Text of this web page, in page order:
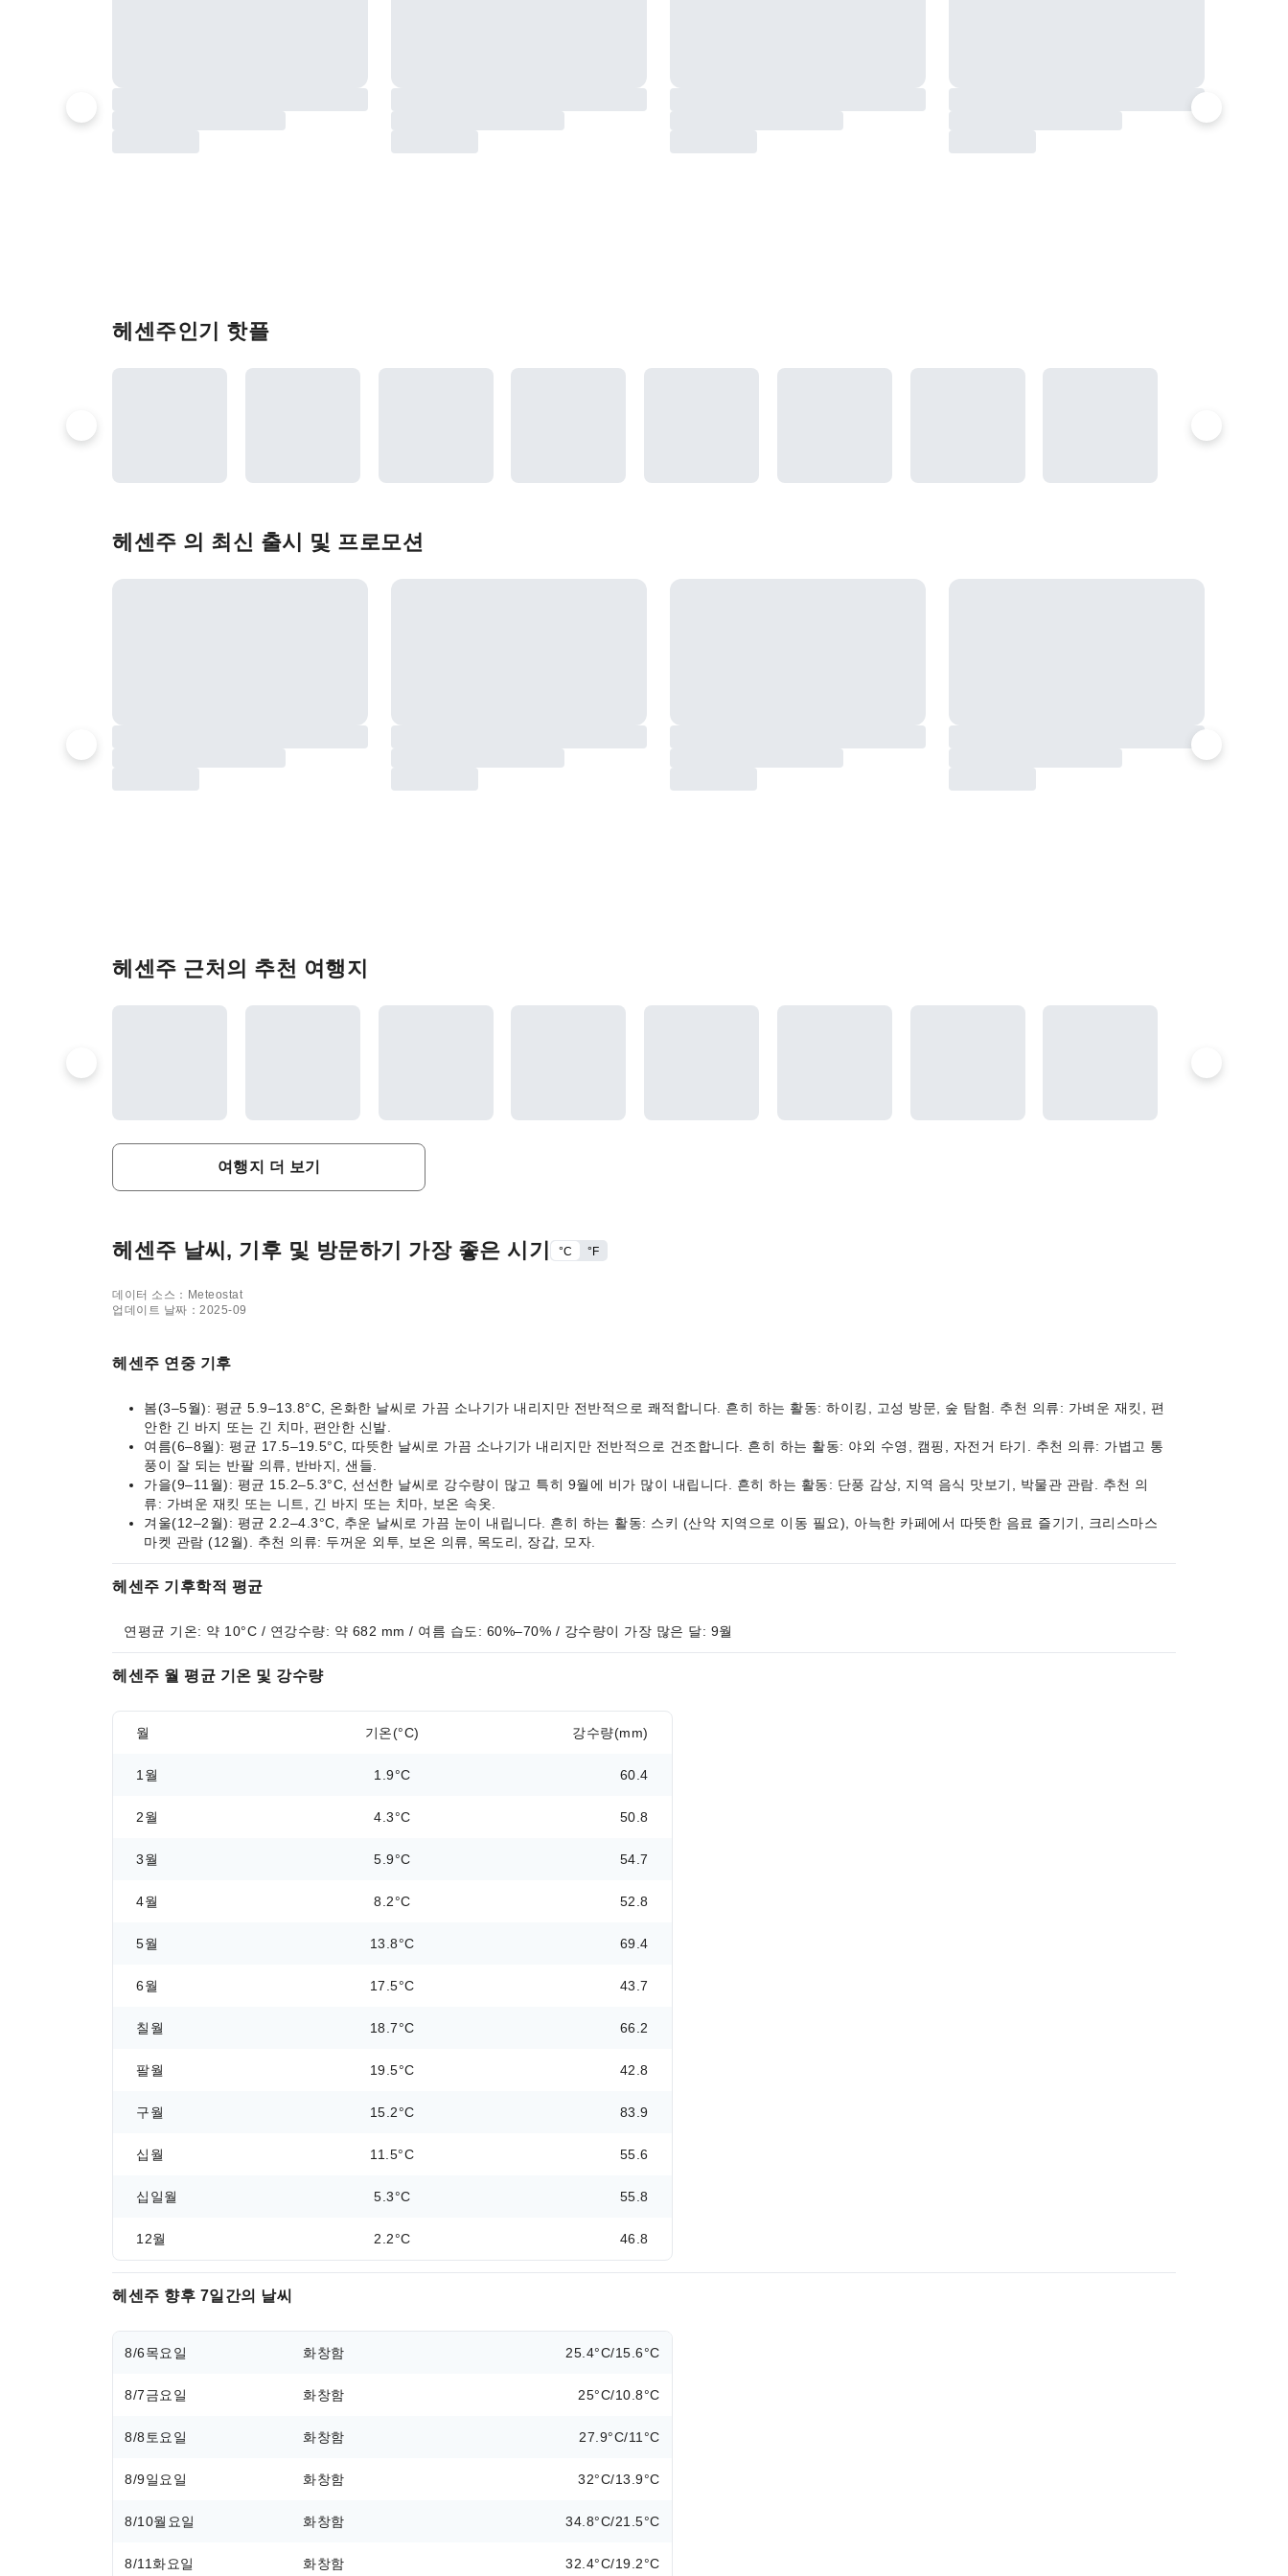
헤센주인기 핫플
헤센주 의 최신 출시 및 프로모션
헤센주 근처의 추천 여행지
여행지 더 보기
헤센주 날씨, 기후 및 방문하기 가장 좋은 시기 °C °F
데이터 소스：Meteostat
업데이트 날짜：2025-09
헤센주 연중 기후
봄(3–5월): 평균 5.9–13.8°C, 온화한 날씨로 가끔 소나기가 내리지만 전반적으로 쾌적합니다. 흔히 하는 활동: 하이킹, 고성 방문, 숲 탐험. 추천 의류: 가벼운 재킷, 편
안한 긴 바지 또는 긴 치마, 편안한 신발.
여름(6–8월): 평균 17.5–19.5°C, 따뜻한 날씨로 가끔 소나기가 내리지만 전반적으로 건조합니다. 흔히 하는 활동: 야외 수영, 캠핑, 자전거 타기. 추천 의류: 가볍고 통
풍이 잘 되는 반팔 의류, 반바지, 샌들.
가을(9–11월): 평균 15.2–5.3°C, 선선한 날씨로 강수량이 많고 특히 9월에 비가 많이 내립니다. 흔히 하는 활동: 단풍 감상, 지역 음식 맛보기, 박물관 관람. 추천 의
류: 가벼운 재킷 또는 니트, 긴 바지 또는 치마, 보온 속옷.
겨울(12–2월): 평균 2.2–4.3°C, 추운 날씨로 가끔 눈이 내립니다. 흔히 하는 활동: 스키 (산악 지역으로 이동 필요), 아늑한 카페에서 따뜻한 음료 즐기기, 크리스마스
마켓 관람 (12월). 추천 의류: 두꺼운 외투, 보온 의류, 목도리, 장갑, 모자.
헤센주 기후학적 평균
연평균 기온: 약 10°C / 연강수량: 약 682 mm / 여름 습도: 60%–70% / 강수량이 가장 많은 달: 9월
헤센주 월 평균 기온 및 강수량
월 기온(°C) 강수량(mm)
1월 1.9°C 60.4
2월 4.3°C 50.8
3월 5.9°C 54.7
4월 8.2°C 52.8
5월 13.8°C 69.4
6월 17.5°C 43.7
칠월 18.7°C 66.2
팔월 19.5°C 42.8
구월 15.2°C 83.9
십월 11.5°C 55.6
십일월 5.3°C 55.8
12월 2.2°C 46.8
헤센주 향후 7일간의 날씨
8/6목요일 화창함 25.4°C/15.6°C
8/7금요일 화창함 25°C/10.8°C
8/8 토요일 화창함 27.9°C/11°C
8/9일요일 화창함 32°C/13.9°C
8/10월요일 화창함 34.8°C/21.5°C
8/11 화요일 화창함 32.4°C/19.2°C